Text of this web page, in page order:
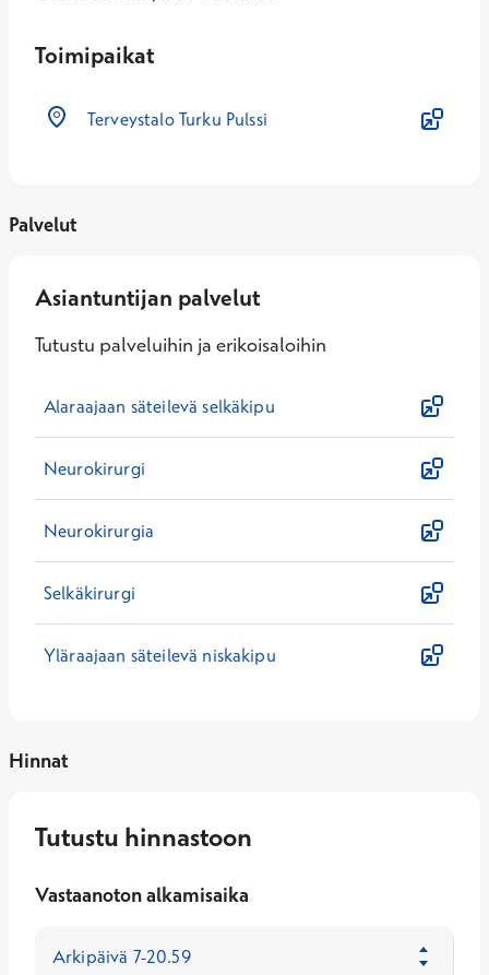
Toimipaikat
Terveystalo Turku Pulssi
Palvelut
Asiantuntijan palvelut
Tutustu palveluihin ja erikoisaloihin
Alaraajaan säteilevä selkäkipu
Neurokirurgi
Neurokirurgia
Selkäkirurgi
Yläraajaan säteilevä niskakipu
Hinnat
Tutustu hinnastoon
Vastaanoton alkamisaika